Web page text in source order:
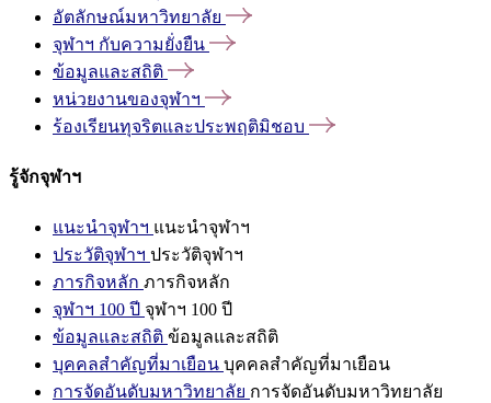
อัตลักษณ์มหาวิทยาลัย
จุฬาฯ กับความยั่งยืน
ข้อมูลและสถิติ
หน่วยงานของจุฬาฯ
ร้องเรียนทุจริตและประพฤติมิชอบ
รู้จักจุฬาฯ
แนะนำจุฬาฯ แนะนำจุฬาฯ
ประวัติจุฬาฯ ประวัติจุฬาฯ
ภารกิจหลัก ภารกิจหลัก
จุฬาฯ 100 ปี จุฬาฯ 100 ปี
ข้อมูลและสถิติ ข้อมูลและสถิติ
บุคคลสำคัญที่มาเยือน บุคคลสำคัญที่มาเยือน
การจัดอันดับมหาวิทยาลัย การจัดอันดับมหาวิทยาลัย